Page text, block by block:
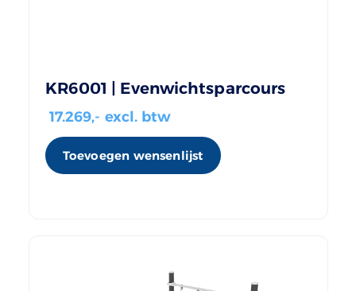
KR6001 | Evenwichtsparcours
17.269,- excl. btw
Toevoegen wensenlijst